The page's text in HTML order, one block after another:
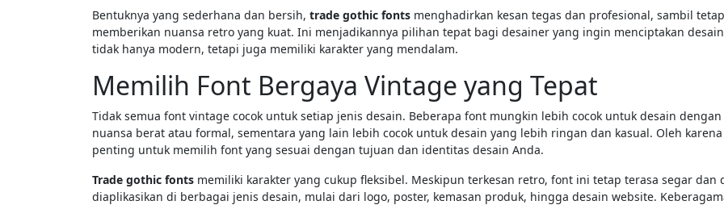
Bentuknya yang sederhana dan bersih, trade gothic fonts menghadirkan kesan tegas dan profesional, sambil tetap
memberikan nuansa retro yang kuat. Ini menjadikannya pilihan tepat bagi desainer yang ingin menciptakan
tidak hanya modern, tetapi juga memiliki karakter yang mendalam.
Memilih Font Bergaya Vintage yang Tepat
Tidak semua font vintage cocok untuk setiap jenis desain. Beberapa font mungkin lebih cocok untuk desain dengan
nuansa berat atau formal, sementara yang lain lebih cocok untuk desain yang lebih ringan dan kasual. Oleh
penting untuk memilih font yang sesuai dengan tujuan dan identitas desain Anda.
Trade gothic fonts memiliki karakter yang cukup fleksibel. Meskipun terkesan retro, font ini tetap terasa segar dan
diaplikasikan di berbagai jenis desain, mulai dari logo, poster, kemasan produk, hingga desain website.